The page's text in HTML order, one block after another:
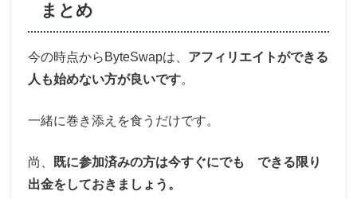
まとめ
今の時点からByteSwapは、 アフィリエイトができる
人も始めない方が良いです。
一緒に巻き添えを食うだけです。
尚、
既に参加済みの方は今すぐにでも できる限り
出金をしておきましょう。